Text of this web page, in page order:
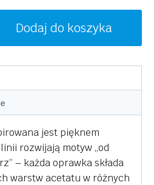
Dodaj do koszyka
jest pięknem
rozwijają motyw „od
– każda oprawka składa
warstw acetatu w różnych